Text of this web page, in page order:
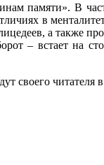
памяти». В
в
а также
– встает
своего читателя